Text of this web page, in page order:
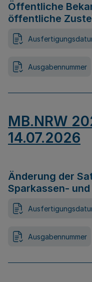
Öffentliche
öffentliche
Ausgabennummer
MB.NRW
14.07.2026
Änderung der
Sparkassen-
Ausgabennummer